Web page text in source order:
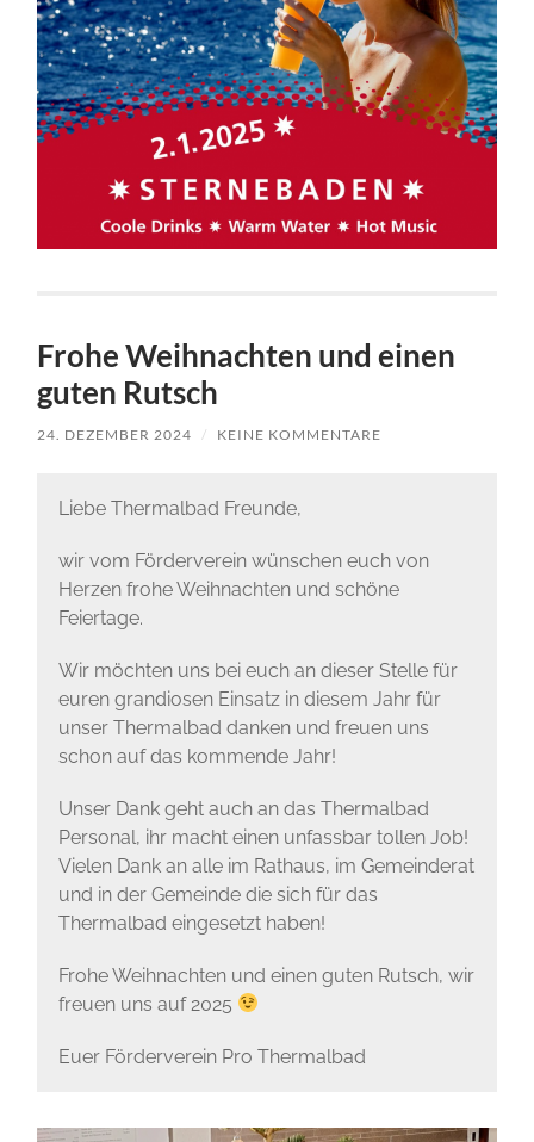
Frohe Weihnachten und einen
guten Rutsch
24. DEZEMBER 2024 / KEINE KOMMENTARE
Liebe Thermalbad Freunde,
wir vom Förderverein wünschen euch von
Herzen frohe Weihnachten und schöne
Feiertage.
Wir möchten uns bei euch an dieser Stelle für
euren grandiosen Einsatz in diesem Jahr für
unser Thermalbad danken und freuen uns
schon auf das kommende Jahr!
Unser Dank geht auch an das Thermalbad
Personal, ihr macht einen unfassbar tollen Job!
Vielen Dank an alle im Rathaus, im Gemeinderat
und in der Gemeinde die sich für das
Thermalbad eingesetzt haben!
Frohe Weihnachten und einen guten Rutsch, wir
freuen uns auf 2025
Euer Förderverein Pro Thermalbad